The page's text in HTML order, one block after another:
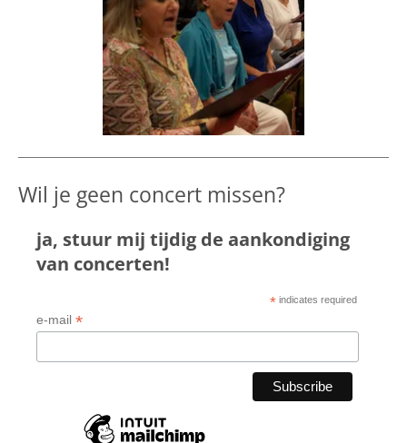
Wil je geen concert missen?
ja, stuur mij tijdig de aankondiging
van concerten!
* indicates required
e-mail *